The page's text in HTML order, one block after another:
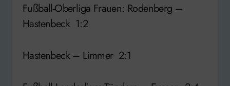
Fußball-Oberliga Frauen: Rodenberg –
Hastenbeck 1:2
Hastenbeck – Limmer 2:1